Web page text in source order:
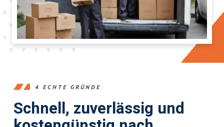
4 ECHTE GRÜNDE
Schnell, zuverlässig und